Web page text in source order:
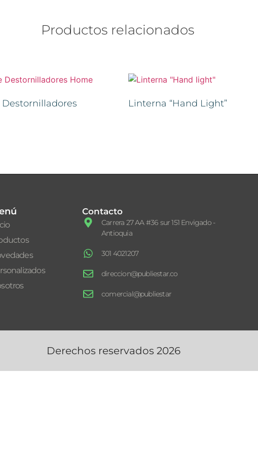
Productos relacionados
Destornilladores
Linterna “Hand Light”
Contacto
Carrera 27 AA #36 sur 151 Envigado -
Antioquia
301 4021207
direccion@publiestar.co
comercial@publiestar
Derechos reservados 2026